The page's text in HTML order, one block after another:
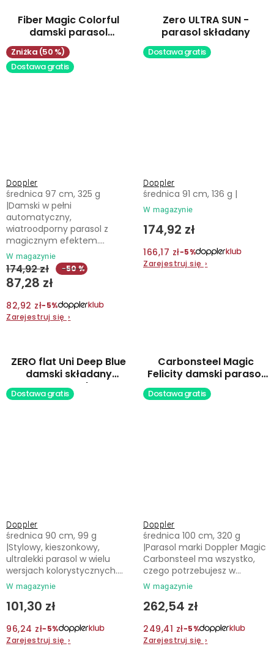
Fiber Magic Colorful
damski parasol
automatyczny
(50 %)
Dostawa gratis
Doppler
W magazynie
87,28 zł
174,92 zł −50 %
82,92 zł−5%
Zarejestruj się ›
średnica 97 cm, 325 g
|Damski w pełni
automatyczny,
wiatroodporny parasol z
magicznym efektem....
Zero ULTRA SUN -
parasol składany
Dostawa gratis
Doppler
W magazynie
174,92 zł
166,17 zł−5%
Zarejestruj się ›
średnica 91 cm, 136 g |
ZERO flat Uni Deep Blue
damski składany
parasol
Dostawa gratis
Doppler
W magazynie
101,30 zł
96,24 zł−5%
Zarejestruj się ›
średnica 90 cm, 99 g
|Stylowy, kieszonkowy,
ultralekki parasol w wielu
wersjach kolorystycznych....
Carbonsteel Magic
Felicity damski parasol
automatyczny
Dostawa gratis
Doppler
W magazynie
262,54 zł
249,41 zł−5%
Zarejestruj się ›
średnica 100 cm, 320 g
|Parasol marki Doppler Magic
Carbonsteel ma wszystko,
czego potrzebujesz w...